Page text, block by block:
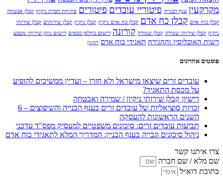
מקרקעין ענף הבנייה פיטוריי עובדים פיטורים פתיחת חברת ניקיון קבלן אבטחה
קבלן כוח אדם קבלן כח אדם קבלן כח אדם ניקיון קבלן ניקיון קבלן שירותים קבלן שירותי
ניקיון קבלן שירותי שמירה קבלן שמירה קורונה רישום כחלפן כספים רישום נותן שירותי מטבע
רשות האוכלוסין וההגירה תאגידי כוח אדם תקנון
פוסטים אחרונים
עובדים זרים שיצאו מישראל ולא חזרו – ועדיין ממשיכים להופיע
על מכסת התאגיד?
רישיון קבלן שירותי ניקיון / שמירה ואבטחה
זכויות סוציאליות של עובדים זרים בענף הבנייה והשיפוצים – 6
השנים הראשונות להעסקה
תביעות עובדים זרים: סיכונים משפטיים למעסיק מפס"ד עדכני
ניהול סיכונים וגבייה בענף הבניין: המדריך המלא לתאגידי כוח אדם
צרו איתנו קשר
שם מלא / שם חברה
כתובת דוא״ל